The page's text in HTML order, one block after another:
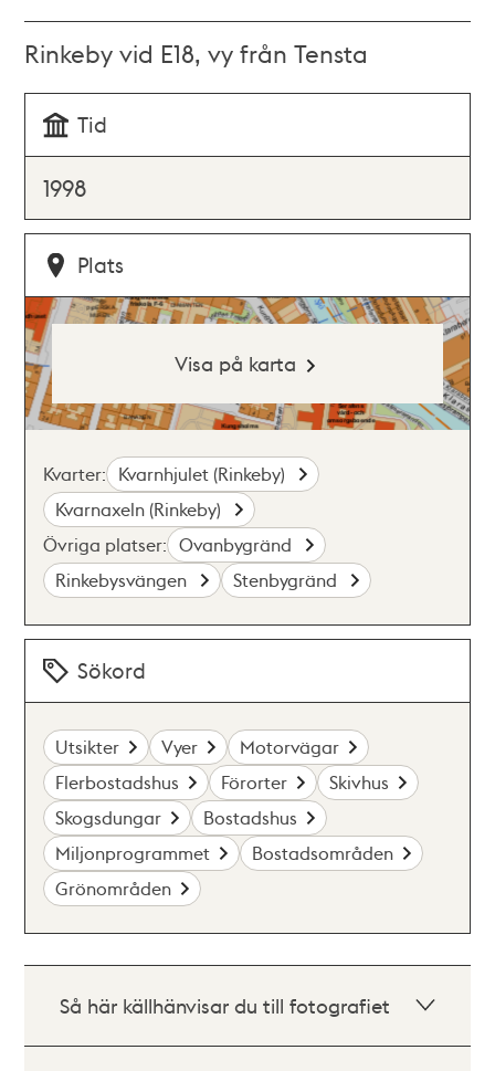
Rinkeby vid E18, vy från Tensta
Tid
1998
Plats
Visa på karta
Kvarter: Kvarnhjulet (Rinkeby)
Kvarnaxeln (Rinkeby)
Övriga platser: Ovanbygränd
Rinkebysvängen
Stenbygränd
Sökord
Utsikter Vyer
Motorvägar
Flerbostadshus
Förorter
Skivhus
Skogsdungar
Bostadshus
Miljonprogrammet
Bostadsområden
Grönområden
Så här källhänvisar du till fotografiet